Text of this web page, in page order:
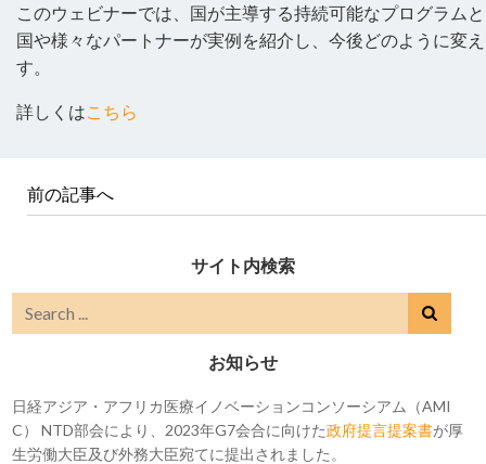
このウェビナーでは、国が主導する持続可能なプログラム
国や様々なパートナーが実例を紹介し、今後どのように変
す。
詳しくは こちら
前の記事へ
サイト内検索
お知らせ
日経アジア・アフリカ医療イノベーションコンソーシアム（AMI
C） NTD部会により、2023年G7会合に向けた政府提言提案書が厚
生労働大臣及び外務大臣宛てに提出されました。